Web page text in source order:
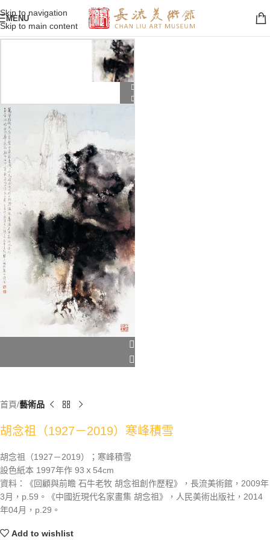
Skip to navigation
Skip to main content
MENU
首頁 藝術品
胡念祖（1927－2019）寒峰積雪
胡念祖（1927－2019）；寒峰積雪
設色紙本 1997年作 93ｘ54cm
資料：《回顧與前瞻 石牛老牧 胡念祖創作歷程》，長流美術館，2009年
3月，p.59。《中國近現代名家畫集 胡念祖》，人民美術出版社，2014
年04月，p.29。
Add to wishlist